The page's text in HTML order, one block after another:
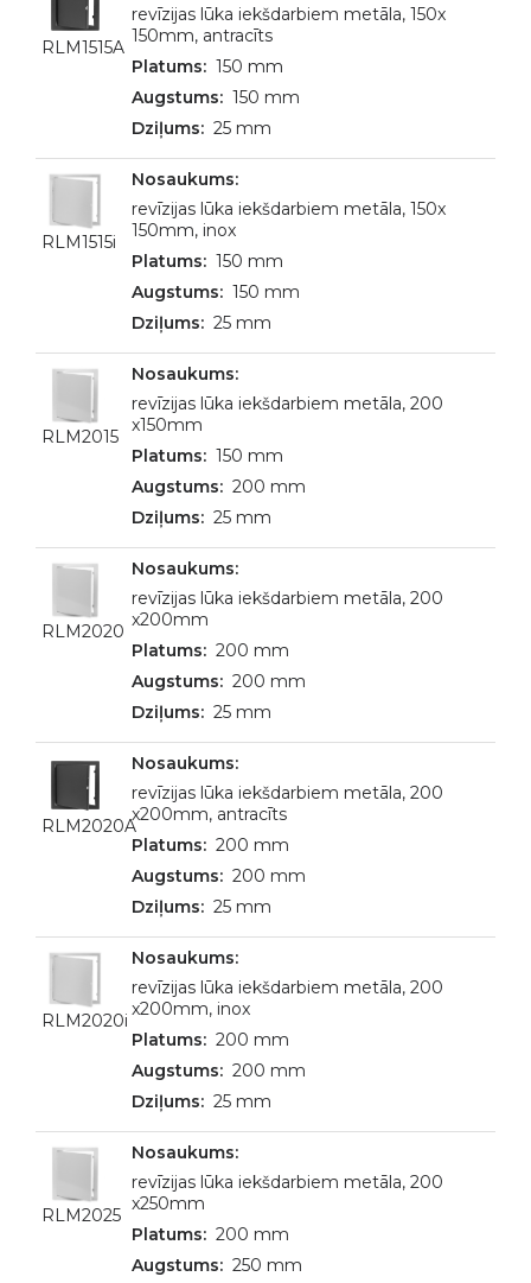
RLM1515A
revīzijas lūka iekšdarbiem metāla, 150x
150mm, antracīts
150 mm
150 mm
25 mm
RLM1515i
revīzijas lūka iekšdarbiem metāla, 150x
150mm, inox
150 mm
150 mm
25 mm
RLM2015
revīzijas lūka iekšdarbiem metāla, 200
x150mm
150 mm
200 mm
25 mm
RLM2020
revīzijas lūka iekšdarbiem metāla, 200
x200mm
200 mm
200 mm
25 mm
RLM2020A
revīzijas lūka iekšdarbiem metāla, 200
x200mm, antracīts
200 mm
200 mm
25 mm
RLM2020i
revīzijas lūka iekšdarbiem metāla, 200
x200mm, inox
200 mm
200 mm
25 mm
RLM2025
revīzijas lūka iekšdarbiem metāla, 200
x250mm
200 mm
250 mm